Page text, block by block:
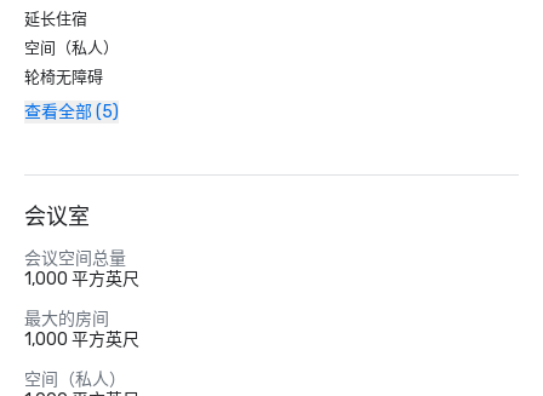
延长住宿
空间（私人）
轮椅无障碍
查看全部 (5)
会议室
会议空间总量
1,000 平方英尺
最大的房间
1,000 平方英尺
空间（私人）